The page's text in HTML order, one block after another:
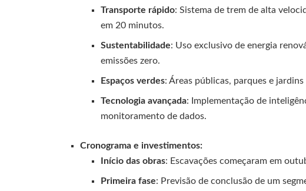
Transporte rápido: Sistema de trem de alta
em 20 minutos.
Sustentabilidade: Uso exclusivo de energia
emissões zero.
Espaços verdes: Áreas públicas, parques e
Tecnologia avançada: Implementação de
monitoramento de dados.
Cronograma e investimentos:
Início das obras: Escavações começaram em
Primeira fase: Previsão de conclusão de um